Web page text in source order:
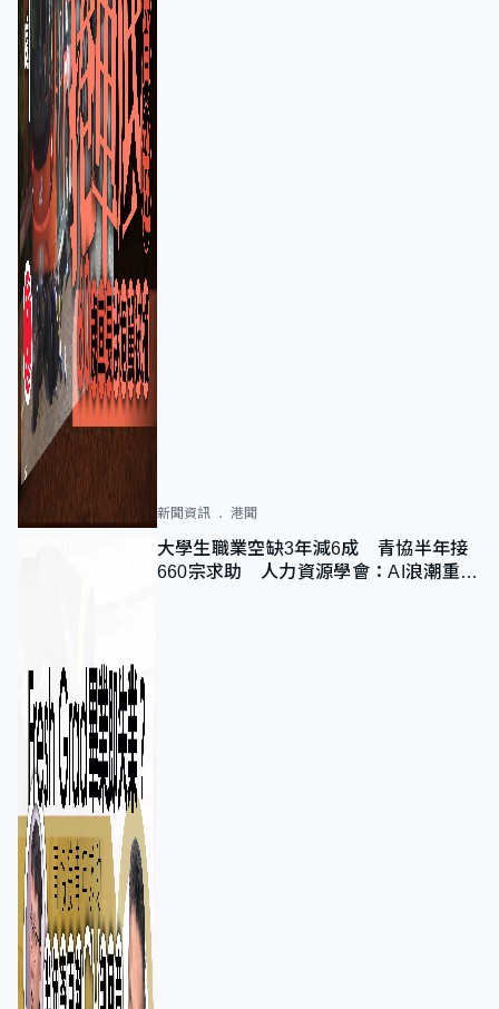
新聞資訊 港聞
大學生職業空缺3年減6成 青協半年接
660宗求助 人力資源學會：AI浪潮重整